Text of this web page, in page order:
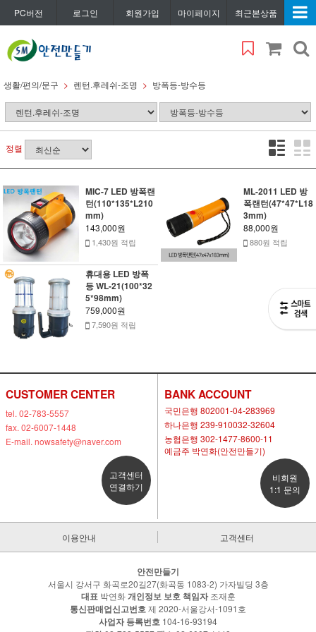
PC버전 로그인 회원가입 마이페이지 최근본상품
생활/편의/문구 렌턴.후레쉬-조명 방폭등-방수등
정렬
MIC-7 LED 방폭랜
턴(110*135*L210
mm)
143,000원
1,430원 적립
ML-2011 LED 방
폭랜턴(47*47*L18
3mm)
88,000원
880원 적립
휴대용 LED 방폭
등 WL-21(100*32
5*98mm)
759,000원
7,590원 적립
CUSTOMER CENTER
tel. 02-783-5557
fax. 02-6007-1448
E-mail. nowsafety@naver.com
고객센터
연결하기
BANK ACCOUNT
국민은행 802001-04-283969
하나은행 239-910032-32604
농협은행 302-1477-8600-11
예금주 박연화(안전만들기)
비회원
1:1 문의
이용안내 고객센터
안전만들기
서울시 강서구 화곡로20길27(화곡동 1083-2) 가자빌딩 3층
대표 박연화개인정보 보호 책임자조재훈
통신판매업신고번호제 2020-서울강서-1091호
사업자 등록번호 104-16-93194